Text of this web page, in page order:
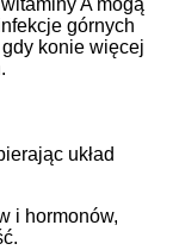
A mogą
górnych
konie więcej
układ
i hormonów,